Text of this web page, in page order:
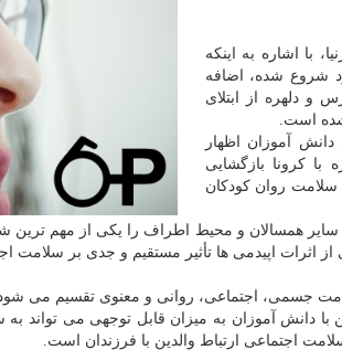
با اشاره به اینکه
شروع شده، اضافه
و دلهره از ابتلای
است.
آموزان اظهار
با کرونا بازگشایی
سلامت روان کودکان
سایر همسالان و محیط اطراف را یکی از مهم
اثرات اپیدمی ها تأثیر مستقیم و جدی بر سلامت
جسمی، اجتماعی، روانی و معنوی تقسیم می شود.
با دانش آموزان به میزان قابل توجهی می تواند
اجتماعی ارتباط والدین با فرزندان است.